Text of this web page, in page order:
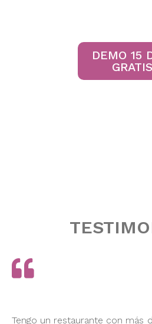
DEMO 15
GRATIS
Tengo un restaurante con más